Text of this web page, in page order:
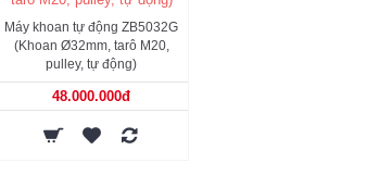
Máy khoan tự động ZB5032G
(Khoan Ø32mm, tarô M20,
pulley, tự động)
48.000.000đ